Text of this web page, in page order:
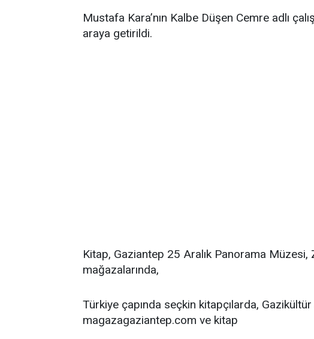
Mustafa Kara’nın Kalbe Düşen Cemre adlı
araya getirildi.
Kitap, Gaziantep 25 Aralık Panorama
mağazalarında,
Türkiye çapında seçkin kitapçılarda,
magazagaziantep.com ve kitap